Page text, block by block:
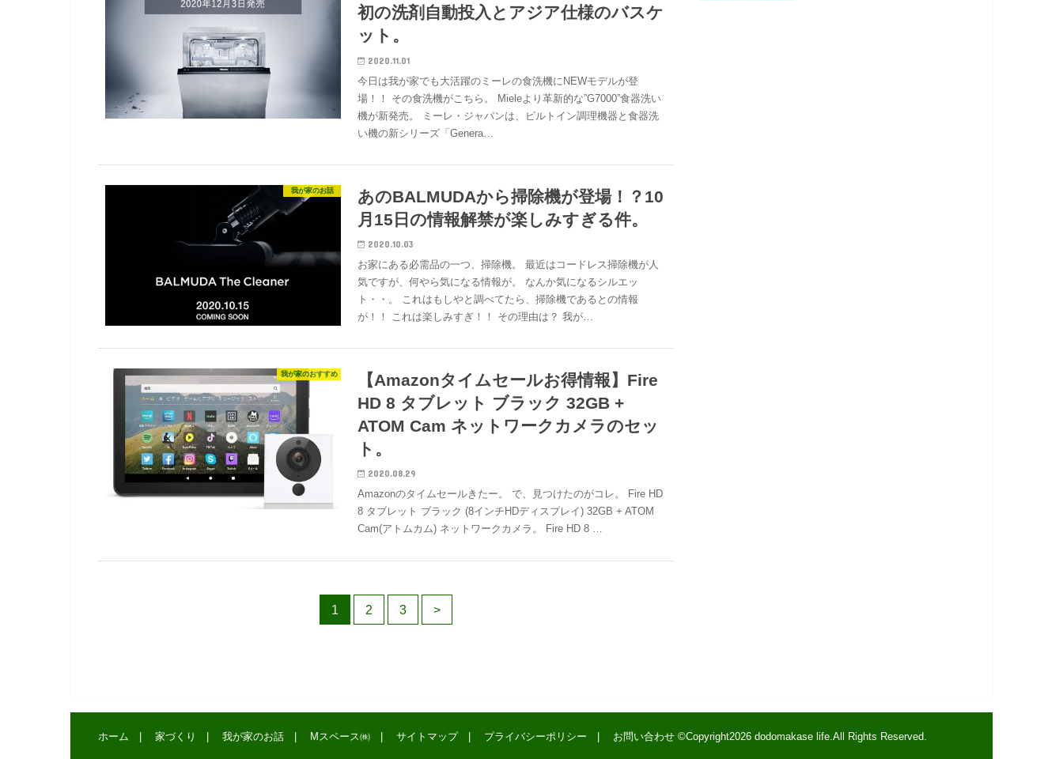
初の洗剤自動投入とアジア仕様のバスケ
ット。
2020.11.01
今日は我が家でも大活躍のミーレの食洗機にNEWモデルが登
場！！ その食洗機がこちら。 Mieleより革新的な”G7000”食器洗い
機が新発売。 ミーレ・ジャパンは、ビルトイン調理機器と食器洗
い機の新シリーズ「Genera…
我が家のお話
あのBALMUDAから掃除機が登場！？10
月15日の情報解禁が楽しみすぎる件。
2020.10.03
お家にある必需品の一つ、掃除機。 最近はコードレス掃除機が人
気ですが、何やら気になる情報が。 なんか気になるシルエッ
ト・・。 これはもしやと調べてたら、掃除機であるとの情報
が！！ これは楽しみすぎ！！ その理由は？ 我が…
我が家のおすすめ
【Amazonタイムセールお得情報】Fire
HD 8 タブレット ブラック 32GB +
ATOM Cam ネットワークカメラのセッ
ト。
2020.08.29
Amazonのタイムセールきたー。 で、見つけたのがコレ。 Fire HD
8 タブレット ブラック (8インチHDディスプレイ) 32GB + ATOM
Cam(アトムカム) ネットワークカメラ。 Fire HD 8 …
1 2 3 >
ホーム 家づくり 我が家のお話 Mスペース㈱ サイトマップ プライバシーポリシー お問い合わせ ©Copyright2026 dodomakase life .All Rights Reserved.